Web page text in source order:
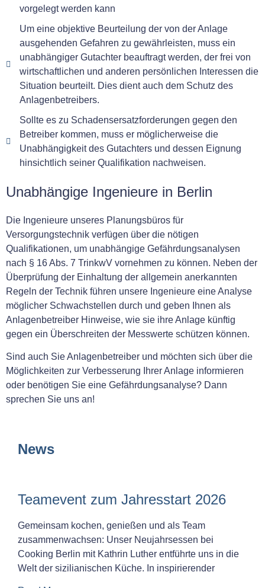
vorgelegt werden kann
Um eine objektive Beurteilung der von der Anlage
ausgehenden Gefahren zu gewährleisten, muss ein
unabhängiger Gutachter beauftragt werden, der frei von
wirtschaftlichen und anderen persönlichen Interessen die
Situation beurteilt. Dies dient auch dem Schutz des
Anlagenbetreibers.
Sollte es zu Schadensersatzforderungen gegen den
Betreiber kommen, muss er möglicherweise die
Unabhängigkeit des Gutachters und dessen Eignung
hinsichtlich seiner Qualifikation nachweisen.
Unabhängige Ingenieure in Berlin
Die Ingenieure unseres Planungsbüros für
Versorgungstechnik verfügen über die nötigen
Qualifikationen, um unabhängige Gefährdungsanalysen
nach § 16 Abs. 7 TrinkwV vornehmen zu können. Neben der
Überprüfung der Einhaltung der allgemein anerkannten
Regeln der Technik führen unsere Ingenieure eine Analyse
möglicher Schwachstellen durch und geben Ihnen als
Anlagenbetreiber Hinweise, wie sie ihre Anlage künftig
gegen ein Überschreiten der Messwerte schützen können.
Sind auch Sie Anlagenbetreiber und möchten sich über die
Möglichkeiten zur Verbesserung Ihrer Anlage informieren
oder benötigen Sie eine Gefährdungsanalyse? Dann
sprechen Sie uns an!
News
Teamevent zum Jahresstart 2026
Gemeinsam kochen, genießen und als Team
zusammenwachsen: Unser Neujahrsessen bei
Cooking Berlin mit Kathrin Luther entführte uns in die
Welt der sizilianischen Küche. In inspirierender